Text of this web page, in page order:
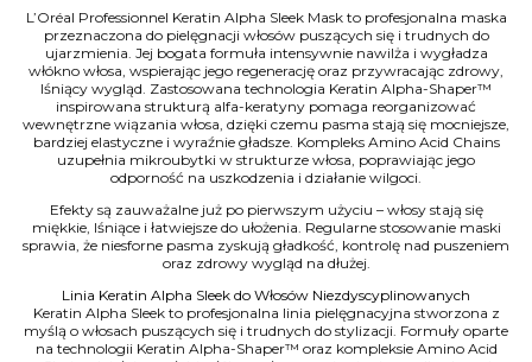
L’Oréal Professionnel Keratin Alpha Sleek Mask to profesjonalna maska
przeznaczona do pielęgnacji włosów puszących się i trudnych do
ujarzmienia. Jej bogata formuła intensywnie nawilża i wygładza
włókno włosa, wspierając jego regenerację oraz przywracając zdrowy,
lśniący wygląd. Zastosowana technologia Keratin Alpha-Shaper™
inspirowana strukturą alfa-keratyny pomaga reorganizować
wewnętrzne wiązania włosa, dzięki czemu pasma stają się mocniejsze,
bardziej elastyczne i wyraźnie gładsze. Kompleks Amino Acid Chains
uzupełnia mikroubytki w strukturze włosa, poprawiając jego
odporność na uszkodzenia i działanie wilgoci.
Efekty są zauważalne już po pierwszym użyciu – włosy stają się
miękkie, lśniące i łatwiejsze do ułożenia. Regularne stosowanie maski
sprawia, że niesforne pasma zyskują gładkość, kontrolę nad puszeniem
oraz zdrowy wygląd na dłużej.
Linia Keratin Alpha Sleek do Włosów Niezdyscyplinowanych
Keratin Alpha Sleek to profesjonalna linia pielęgnacyjna stworzona z
myślą o włosach puszących się i trudnych do stylizacji. Formuły oparte
na technologii Keratin Alpha-Shaper™ oraz kompleksie Amino Acid